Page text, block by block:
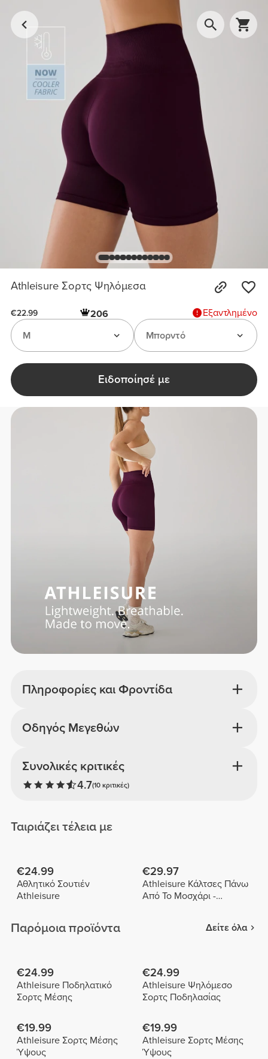
Athleisure Σορτς Ψηλόμεσα
€22.99 206
Εξαντλημένο
Μπορντό
M
Ειδοποίησέ με
Πληροφορίες και Φροντίδα
Συνολικές κριτικές
4.7(10 κριτικές)
Οδηγός Μεγεθών
Ταιριάζει τέλεια με
€24.99
Αθλητικό Σουτιέν
Athleisure
€29.97
Athleisure Κάλτσες Πάνω
Από Το Μοσχάρι -
Παρόμοια προϊόντα Δείτε όλα
€24.99
Athleisure Ποδηλατικό
Σορτς Μέσης
€24.99
Athleisure Ψηλόμεσο
Σορτς Ποδηλασίας
€19.99
Athleisure Σορτς Μέσης
Ύψους
€19.99
Athleisure Σορτς Μέσης
Ύψους